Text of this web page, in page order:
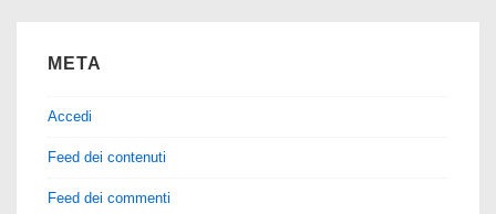
META
Accedi
Feed dei contenuti
Feed dei commenti